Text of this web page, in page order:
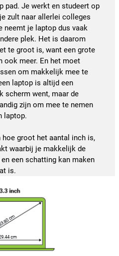
pad. Je werkt en studeert op
zult naar allerlei colleges
neemt je laptop dus vaak
plek. Het is daarom
te groot is, want een grote
ook meer. En het moet
om makkelijk mee te
laptop is altijd een
scherm went, maar de
zijn om mee te nemen
laptop.
hoe groot het aantal inch is,
waarbij je makkelijk de
een schatting kan maken
is.